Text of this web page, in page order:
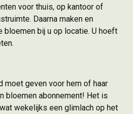
voor thuis, op kantoor of
Daarna maken en
bij u op locatie. U hoeft
moet geven voor hem of haar
bloemen abonnement! Het is
wekelijks een glimlach op het